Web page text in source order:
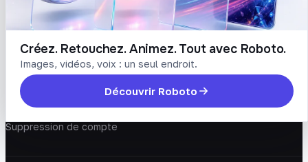
Créez. Retouchez. Animez. Tout avec Roboto.
Images, vidéos, voix : un seul endroit.
Découvrir Roboto
Prompts
Blog
Tarifs
Connexion
Créer un compte
Mot de passe oublié
LÉGAL
Conditions
Confidentialité
Suppression de compte